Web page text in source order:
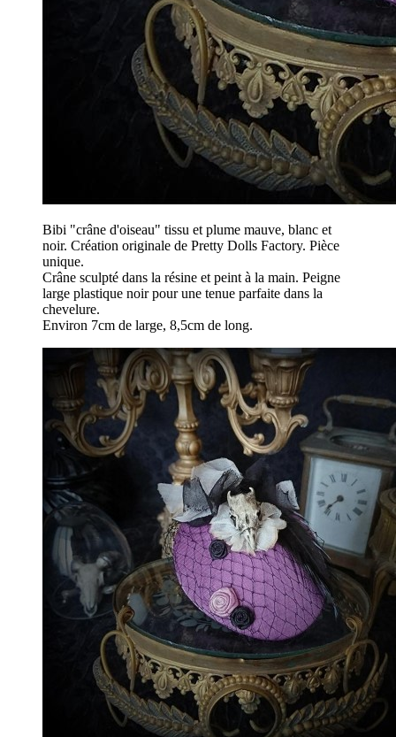
Bibi "crâne d'oiseau" tissu et plume mauve, blanc et
noir. Création originale de Pretty Dolls Factory. Pièce
unique.
Crâne sculpté dans la résine et peint à la main. Peigne
large plastique noir pour une tenue parfaite dans la
chevelure.
Environ 7cm de large, 8,5cm de long.